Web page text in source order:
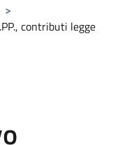
>
contributi legge